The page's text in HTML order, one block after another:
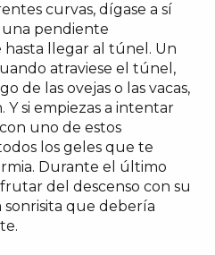
curvas, dígase a sí
pendiente
hasta llegar al túnel. Un
atraviese el túnel,
de las ovejas o las vacas,
Y si empiezas a intentar
uno de estos
los geles que te
Durante el último
del descenso con su
sonrisita que debería